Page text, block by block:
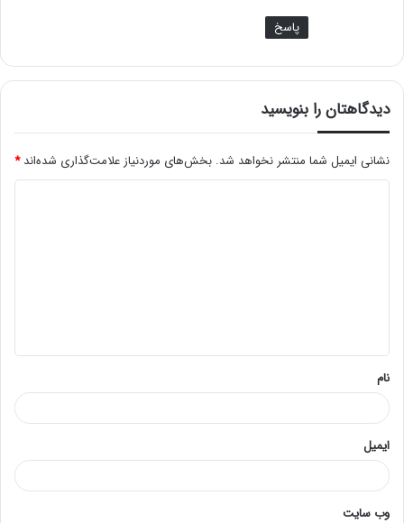
پاسخ
دیدگاهتان را بنویسید
نشانی ایمیل شما منتشر نخواهد شد. بخش‌های موردنیاز علامت‌گذاری شده‌اند*
*
نام
ایمیل
وب‌ سایت